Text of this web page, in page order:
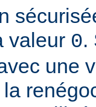
valeur 0.
une